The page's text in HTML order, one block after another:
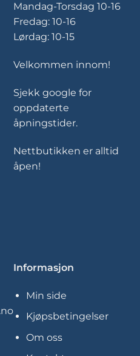
Mandag-Torsdag 10-16
Fredag: 10-16
Lørdag: 10-15
Velkommen innom!
Sjekk google for
oppdaterte
åpningstider.
Nettbutikken er alltid
åpen!
Informasjon
Min side
Kjøpsbetingelser
Om oss